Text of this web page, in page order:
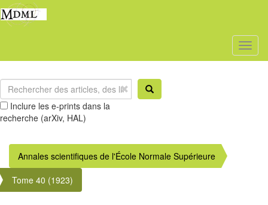
Inclure les e-prints dans la
recherche (arXiv, HAL)
Annales scientifiques de l'École Normale Supérieure
Tome 40 (1923)